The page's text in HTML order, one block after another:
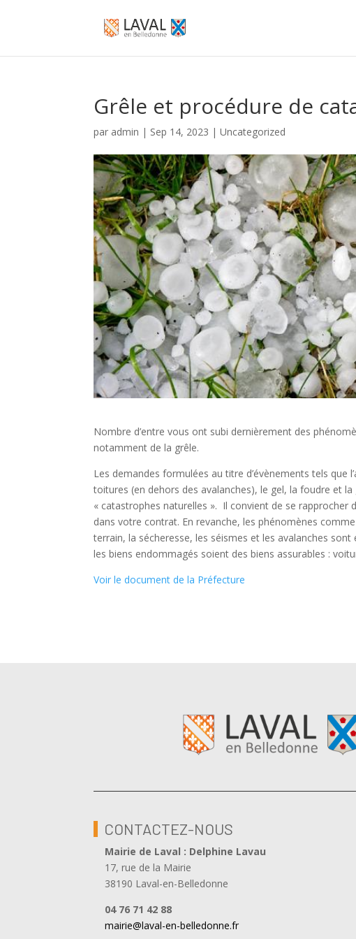
Grêle et procédure de
par admin | Sep 14, 2023 |Uncategorized
Nombre d’entre vous ont subi dernièrement des
notamment de la grêle.
Les demandes formulées au titre d’évènements tels que
toitures (en dehors des avalanches), le gel, la foudre et
« catastrophes naturelles ». Il convient de se
dans votre contrat. En revanche, les phénomènes
terrain, la sécheresse, les séismes et les avalanches
les biens endommagés soient des biens assurables :
Voir le document de la Préfecture
CONTACTEZ-NOUS
Mairie de Laval : Delphine Lavau
17, rue de la Mairie
38190 Laval-en-Belledonne
04 76 71 42 88
mairie@laval-en-belledonne.fr